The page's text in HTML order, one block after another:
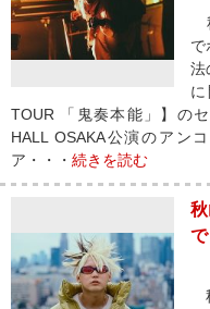
で
法
TOUR 「鬼奏本能」】の
HALL OSAKA公演のアン
ア・・・ 続きを読む